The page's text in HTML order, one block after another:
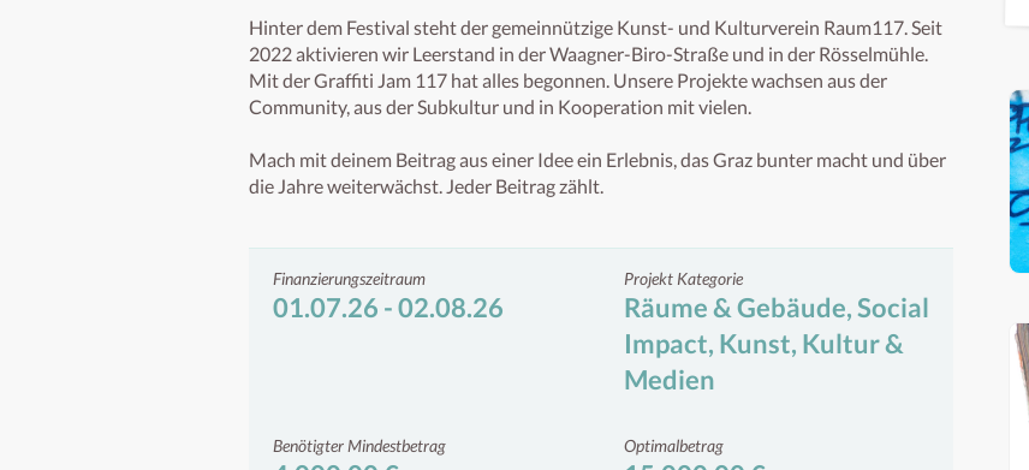
Hinter dem Festival steht der gemeinnützige Kunst- und Kulturverein Raum117. Seit
2022 aktivieren wir Leerstand in der Waagner-Biro-Straße und in der Rösselmühle.
Mit der Graffiti Jam 117 hat alles begonnen. Unsere Projekte wachsen aus der
Community, aus der Subkultur und in Kooperation mit vielen.
Mach mit deinem Beitrag aus einer Idee ein Erlebnis, das Graz bunter macht und über
die Jahre weiterwächst. Jeder Beitrag zählt.
Finanzierungszeitraum
01.07.26 - 02.08.26
Projekt Kategorie
Räume & Gebäude, Social
Impact, Kunst, Kultur &
Medien
Benötigter Mindestbetrag Optimalbetrag